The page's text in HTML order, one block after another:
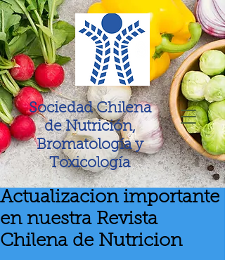
Sociedad Chilena
de Nutrición,
Bromatología y
Toxicología
Actualizacion importante
en nuestra Revista
Chilena de Nutricion